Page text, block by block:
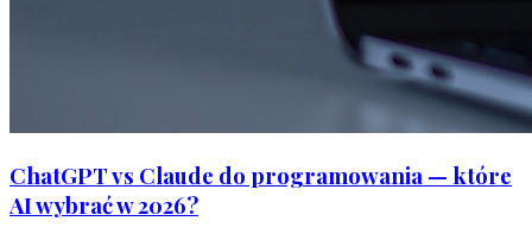
ChatGPT vs Claude do programowania — które
AI wybrać w 2026?